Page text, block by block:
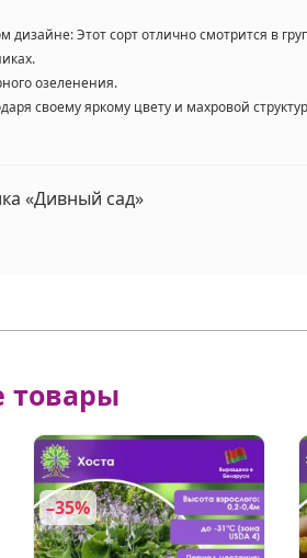
Этот сорт отлично смотрится в
озеленения.
своему яркому цвету и махровой
«Дивный сад»
товары
–35%